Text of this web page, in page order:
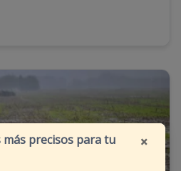
×
precisos para tu